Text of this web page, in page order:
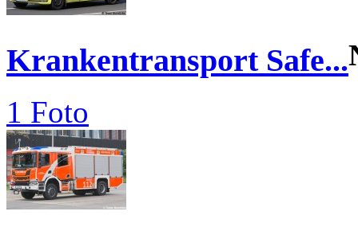
Krankentransport Safe...
1 Foto